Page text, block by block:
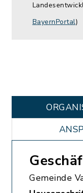
BayernPortal)
Gemeinde